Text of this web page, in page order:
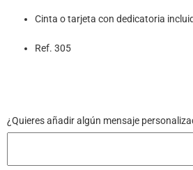
Cinta o tarjeta con dedicatoria
Ref. 305
¿Quieres añadir algún mensaje